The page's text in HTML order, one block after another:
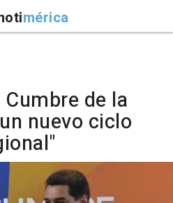
mérica
de la
nuevo ciclo